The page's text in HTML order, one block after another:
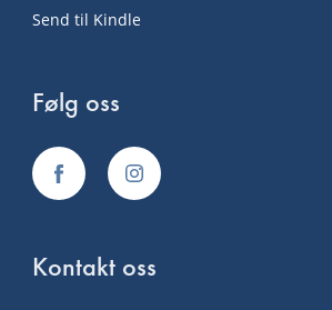
Send til Kindle
Følg oss
Kontakt oss